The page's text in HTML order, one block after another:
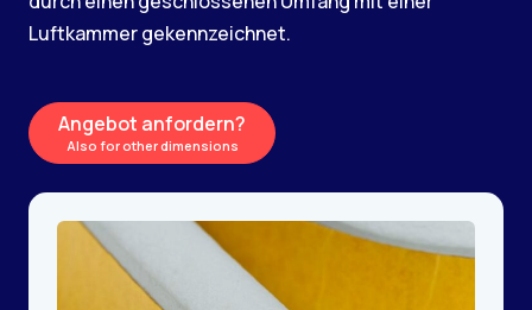
Luftkammer gekennzeichnet.
Angebot anfordern?
Also for other dimensions